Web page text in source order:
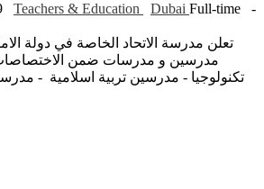
Teachers & Education Dubai Full-time
-
تعلن مدرسة الاتحاد الخاصة في دولة
مدرسين و مدرسات ضمن
تكنولوجيا - مدرسين تربية اسلامية -